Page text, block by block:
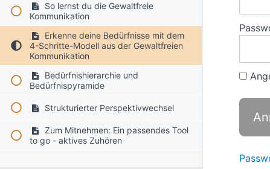
So lernst du die Gewaltfreie
Kommunikation
Erkenne deine Bedürfnisse mit dem
4-Schritte-Modell aus der Gewaltfreien
Kommunikation
Bedürfnishierarchie und
Bedürfnispyramide
Strukturierter Perspektivwechsel
Zum Mitnehmen: Ein passendes Tool
to go - aktives Zuhören